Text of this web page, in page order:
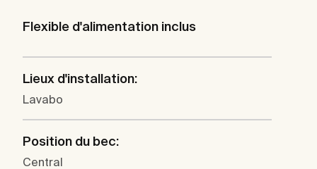
Flexible d'alimentation inclus
Lieux d'installation:
Lavabo
Position du bec:
Central